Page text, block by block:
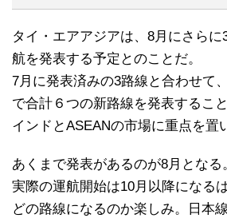
タイ・エアアジアは、8月にさら
航を発表する予定とのことだ。
7月に発表済みの3路線と合わせて
で合計６つの新路線を発表すること
インドとASEANの市場に重点を置
あくまで発表があるのが8月となる
実際の運航開始は10月以降になるは
どの路線になるのか楽しみ。日本